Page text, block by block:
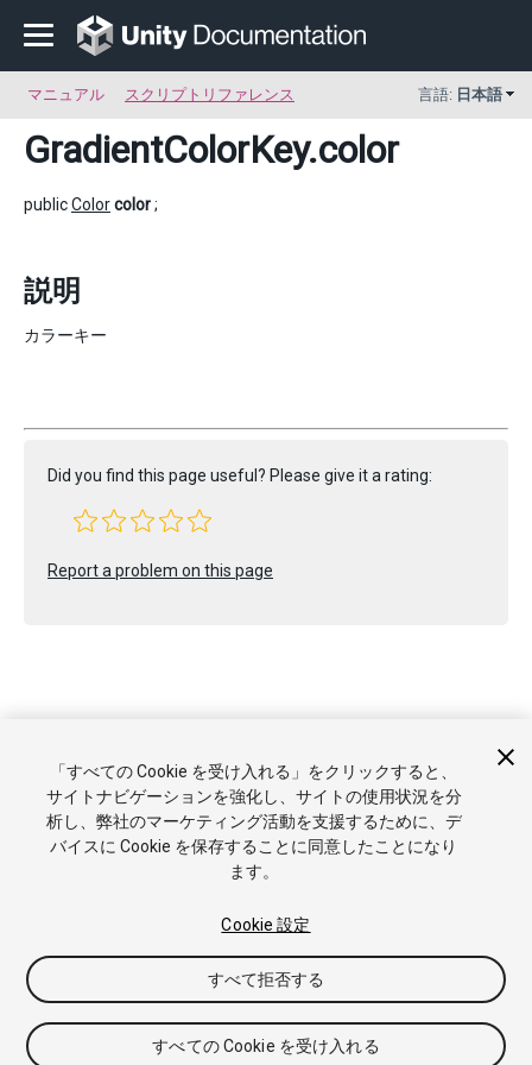
マニュアル スクリプトリファレンス 言語: 日本語
GradientColorKey.color
publicColorcolor;
説明
カラーキー
Did you find this page useful? Please give it a rating:
Report a problem on this page
チュートリアル
Answers ナレッジベース フォーラム
ットストア
商標と利用規約 法律関連
プライバシーポリシー
クッキー
私の個人情報を販売または共有しない
Cookie 優先設定
「すべての Cookie を受け入れる」をクリックすると、
サイトナビゲーションを強化し、サイトの使用状況を分
析し、弊社のマーケティング活動を支援するために、デ
バイスに Cookie を保存することに同意したことになり
ます。
Cookie 設定
すべて拒否する
すべての Cookie を受け入れる